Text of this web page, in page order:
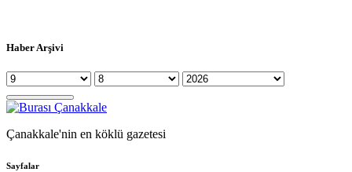
Haber Arşivi
Çanakkale'nin en köklü gazetesi
Sayfalar